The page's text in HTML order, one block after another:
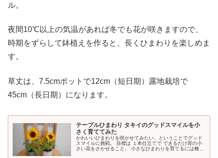
ル。
夜間10℃以上の気温があれば冬でも花が咲きますので、
時期をずらして鉢植えを作ると、長くひまわりを楽しめま
す。
草丈は、7.5cmポットで12cm（短日期）露地栽培で
45cm（長日期）になります。
テーブルひまわり タキイのグッドスマイルを小
さく育ててみた
かわいいひまわりを咲かせてみたい、ということでグッド
スマイルに挑戦。 目標は １本仕立てで できるだけ背の小
さい花をさかせること。 小さなひまわりを育てるには種ま